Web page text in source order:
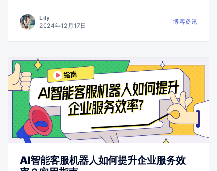
Lily
2024年12月17日
博客资讯
AI智能客服机器人如何提升企业服务效